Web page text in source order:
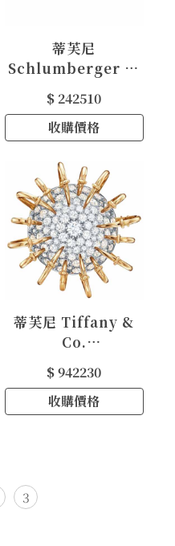
蒂芙尼
Schlumberger V-
式耳環
$ 242510
收購價格
蒂芙尼 Tiffany &
Co.
黃金及鉑金鑲鑽石
Apollo 胸針
$ 942230
收購價格
3